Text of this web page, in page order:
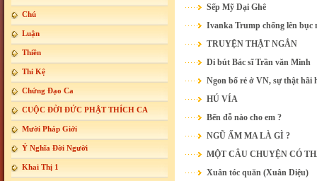
Chú
Luận
Thiền
Thi Kệ
Chứng Đạo Ca
CUỘC ĐỜI ĐỨC PHẬT THÍCH CA
Mười Pháp Giới
Ý Nghĩa Đời Người
Khai Thị 1
Sếp Mỹ Dại Ghê
Ivanka Trump chống lên bục
TRUYỆN THẬT NGẮN
Di bút Bác sĩ Trần văn Minh
Ngon bổ rẻ ở VN, sự thật hãi
HÚ VÍA
Bến đỗ nào cho em ?
NGŨ ẤM MA LÀ GÌ ?
MỘT CÂU CHUYỆN CÓ
Xuân tóc quăn (Xuân Diệu)